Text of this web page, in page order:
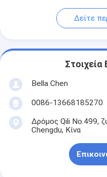
Δείτε
Στοιχεία
Bella Chen
0086-13668185270
Δρόμος Qili No.499,
Chengdu, Κίνα